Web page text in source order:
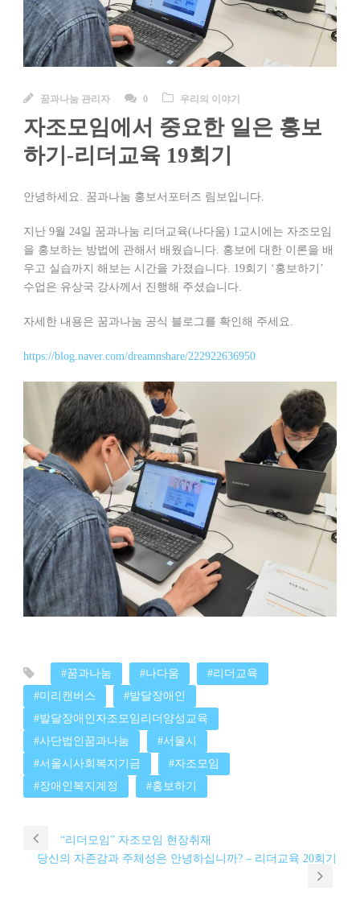
꿈과나눔 관리자 0 우리의 이야기
자조모임에서 중요한 일은 홍보
하기-리더교육 19회기
안녕하세요. 꿈과나눔 홍보서포터즈 림보입니다.
지난 9월 24일 꿈과나눔 리더교육(나다움) 1교시에는 자조모임
을 홍보하는 방법에 관해서 배웠습니다. 홍보에 대한 이론을 배
우고 실습까지 해보는 시간을 가졌습니다. 19회기 ‘홍보하기’
수업은 유상국 강사께서 진행해 주셨습니다.
자세한 내용은 꿈과나눔 공식 블로그를 확인해 주세요.
https://blog.naver.com/dreamnshare/222922636950
#꿈과나눔 #나다움
#리더교육
#미리캔버스
#발달장애인
#발달장애인자조모임리더양성교육
#사단법인꿈과나눔
#서울시
#서울시사회복지기금
#자조모임
#장애인복지계정
#홍보하기
“리더모임” 자조모임 현장취재
당신의 자존감과 주체성은 안녕하십니까? – 리더교육 20회기